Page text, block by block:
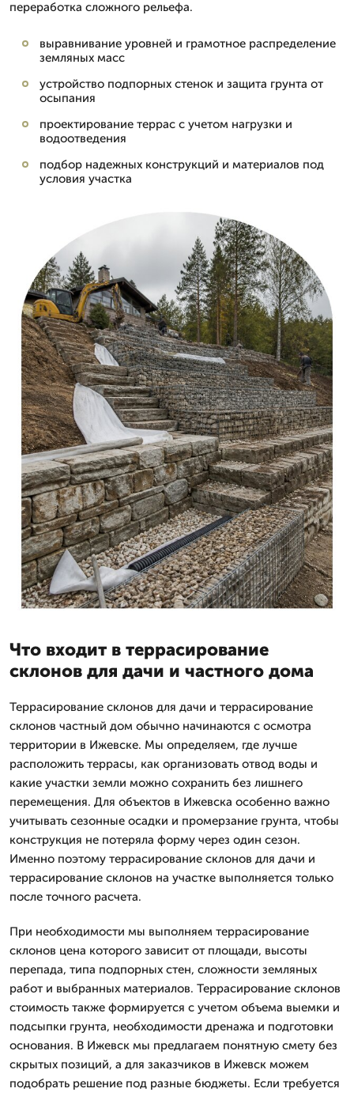
переработка сложного рельефа.
выравнивание уровней и грамотное распределение
земляных масс
устройство подпорных стенок и защита грунта от
осыпания
проектирование террас с учетом нагрузки и
водоотведения
подбор надежных конструкций и материалов под
условия участка
Что входит в террасирование
склонов для дачи и частного дома
Террасирование склонов для дачи и террасирование
склонов частный дом обычно начинаются с осмотра
территории в Ижевске. Мы определяем, где лучше
расположить террасы, как организовать отвод воды и
какие участки земли можно сохранить без лишнего
перемещения. Для объектов в Ижевска особенно важно
учитывать сезонные осадки и промерзание грунта, чтобы
конструкция не потеряла форму через один сезон.
Именно поэтому террасирование склонов для дачи и
террасирование склонов на участке выполняется только
после точного расчета.
При необходимости мы выполняем террасирование
склонов цена которого зависит от площади, высоты
перепада, типа подпорных стен, сложности земляных
работ и выбранных материалов. Террасирование склонов
стоимость также формируется с учетом объема выемки и
подсыпки грунта, необходимости дренажа и подготовки
основания. В Ижевск мы предлагаем понятную смету без
скрытых позиций, а для заказчиков в Ижевск можем
подобрать решение под разные бюджеты. Если требуется